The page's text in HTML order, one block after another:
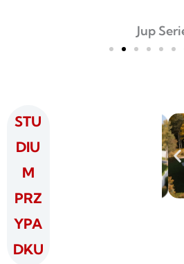
Jup Series
STU
DIU
M
PRZ
YPA
DKU